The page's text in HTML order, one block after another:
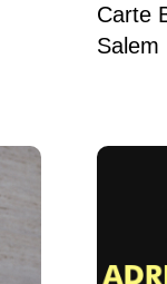
Carte
Salem